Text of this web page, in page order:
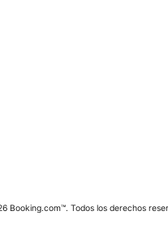
Booking.com™. Todos los derechos